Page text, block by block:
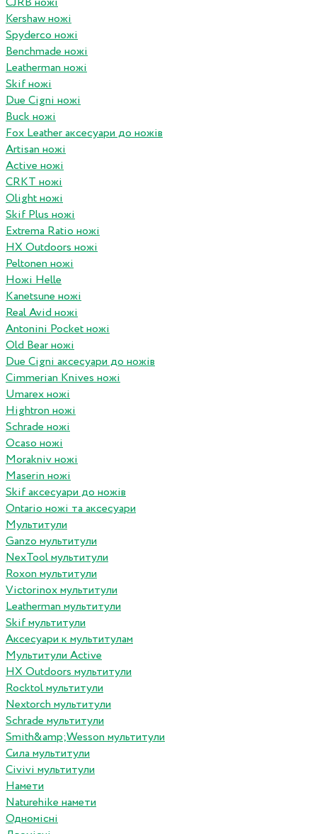
Kershaw ножі
Spyderco ножі
Benchmade ножі
Leatherman ножі
Skif ножі
Due Cigni ножі
Buck ножі
Fox Leather аксесуари до ножів
Artisan ножі
Active ножі
CRKT ножі
Olight ножі
Skif Plus ножі
Extrema Ratio ножі
HX Outdoors ножі
Peltonen ножі
Ножі Helle
Kanetsune ножі
Real Avid ножі
Antonini Pocket ножі
Old Bear ножі
Due Cigni аксесуари до ножів
Cimmerian Knives ножі
Umarex ножі
Hightron ножі
Schrade ножі
Ocaso ножі
Morakniv ножі
Maserin ножі
Skif аксесуари до ножів
Ontario ножі та аксесуари
Мультитули
Ganzo мультитули
NexTool мультитули
Roxon мультитули
Victorinox мультитули
Leatherman мультитули
Skif мультитули
Аксесуари к мультитулам
Мультитули Active
HX Outdoors мультитули
Rocktol мультитули
Nextorch мультитули
Schrade мультитули
Smith&amp;Wesson мультитули
Сила мультитули
Civivi мультитули
Намети
Naturehike намети
Одномісні